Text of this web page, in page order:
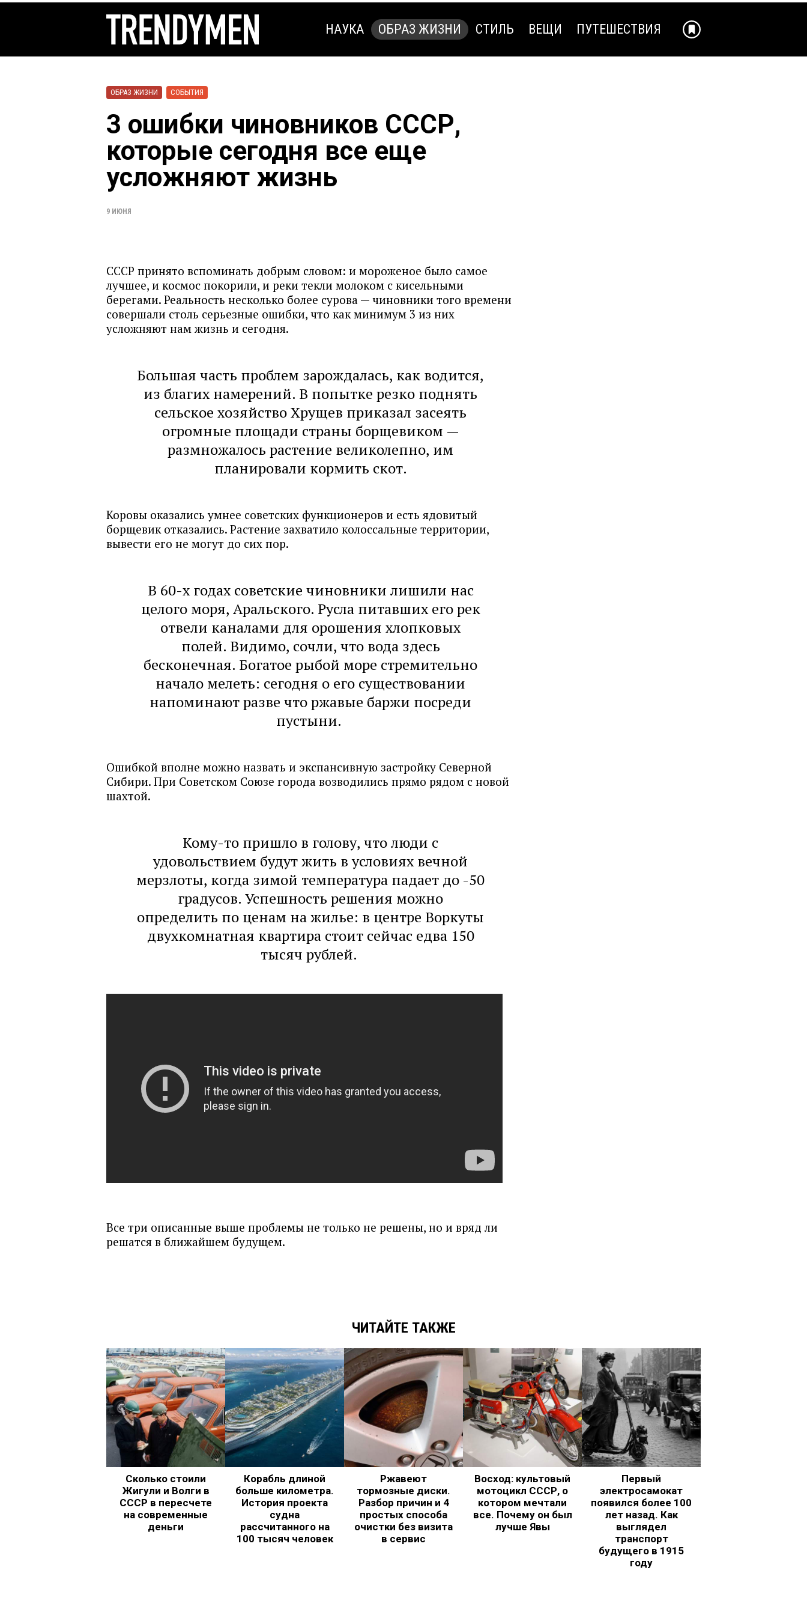
НАУКА ОБРАЗ ЖИЗНИ СТИЛЬ ВЕЩИ ПУТЕШЕСТВИЯ
ОБРАЗ ЖИЗНИ СОБЫТИЯ
3 ошибки чиновников СССР,
которые сегодня все еще
усложняют жизнь
9 ИЮНЯ
СССР принято вспоминать добрым словом: и мороженое было самое
лучшее, и космос покорили, и реки текли молоком с кисельными
берегами. Реальность несколько более сурова — чиновники того времени
совершали столь серьезные ошибки, что как минимум 3 из них
усложняют нам жизнь и сегодня.
Большая часть проблем зарождалась, как водится,
из благих намерений. В попытке резко поднять
сельское хозяйство Хрущев приказал засеять
огромные площади страны борщевиком —
размножалось растение великолепно, им
планировали кормить скот.
Коровы оказались умнее советских функционеров и есть ядовитый
борщевик отказались. Растение захватило колоссальные территории,
вывести его не могут до сих пор.
В 60-х годах советские чиновники лишили нас
целого моря, Аральского. Русла питавших его рек
отвели каналами для орошения хлопковых
полей. Видимо, сочли, что вода здесь
бесконечная. Богатое рыбой море стремительно
начало мелеть: сегодня о его существовании
напоминают разве что ржавые баржи посреди
пустыни.
Ошибкой вполне можно назвать и экспансивную застройку Северной
Сибири. При Советском Союзе города возводились прямо рядом с новой
шахтой.
Кому-то пришло в голову, что люди с
удовольствием будут жить в условиях вечной
мерзлоты, когда зимой температура падает до -50
градусов. Успешность решения можно
определить по ценам на жилье: в центре Воркуты
двухкомнатная квартира стоит сейчас едва 150
тысяч рублей.
Все три описанные выше проблемы не только не решены, но и вряд ли
решатся в ближайшем будущем.
ЧИТАЙТЕ ТАКЖЕ
Сколько стоили
Жигули и Волги в
СССР в пересчете
на современные
деньги
Корабль длиной
больше километра.
История проекта
судна
рассчитанного на
100 тысяч человек
Ржавеют
тормозные диски.
Разбор причин и 4
простых способа
очистки без визита
в сервис
Восход: культовый
мотоцикл СССР, о
котором мечтали
все. Почему он был
лучше Явы
Первый
электросамокат
появился более 100
лет назад. Как
выглядел
транспорт
будущего в 1915
году